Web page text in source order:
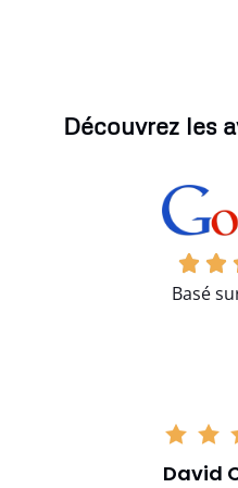
Découvrez les
Basé
David